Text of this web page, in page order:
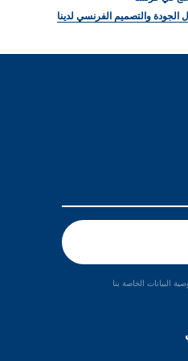
والتصميم الفرنسي لدينا
البيانات الخاصة بنا